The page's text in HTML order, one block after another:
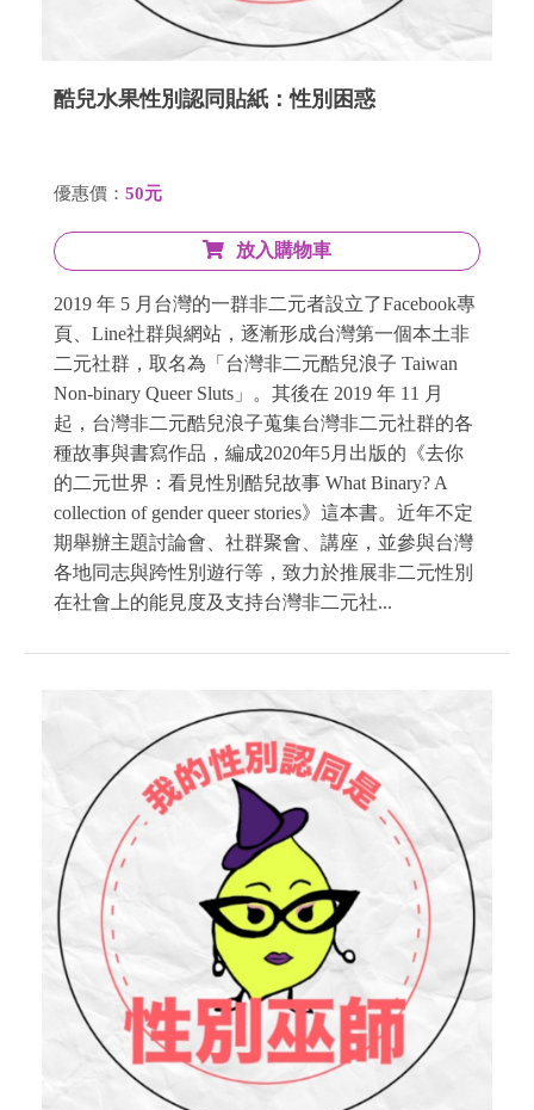
酷兒水果性別認同貼紙：性別困惑
優惠價： 50元
放入購物車
2019 年 5 月台灣的一群非二元者設立了Facebook專
頁、Line社群與網站，逐漸形成台灣第一個本土非
二元社群，取名為「台灣非二元酷兒浪子 Taiwan
Non-binary Queer Sluts」。其後在 2019 年 11 月
起，台灣非二元酷兒浪子蒐集台灣非二元社群的各
種故事與書寫作品，編成2020年5月出版的《去你
的二元世界：看見性別酷兒故事 What Binary? A
collection of gender queer stories》這本書。近年不定
期舉辦主題討論會、社群聚會、講座，並參與台灣
各地同志與跨性別遊行等，致力於推展非二元性別
在社會上的能見度及支持台灣非二元社...